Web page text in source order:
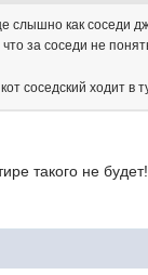
слышно как соседи
за соседи не
соседский ходит в
такого не